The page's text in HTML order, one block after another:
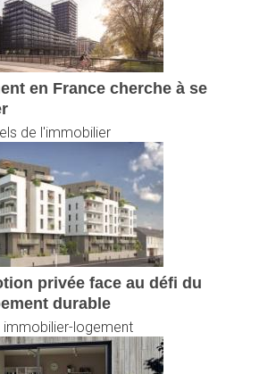
en France cherche à se
de l'immobilier
privée face au défi du
durable
immobilier-logement